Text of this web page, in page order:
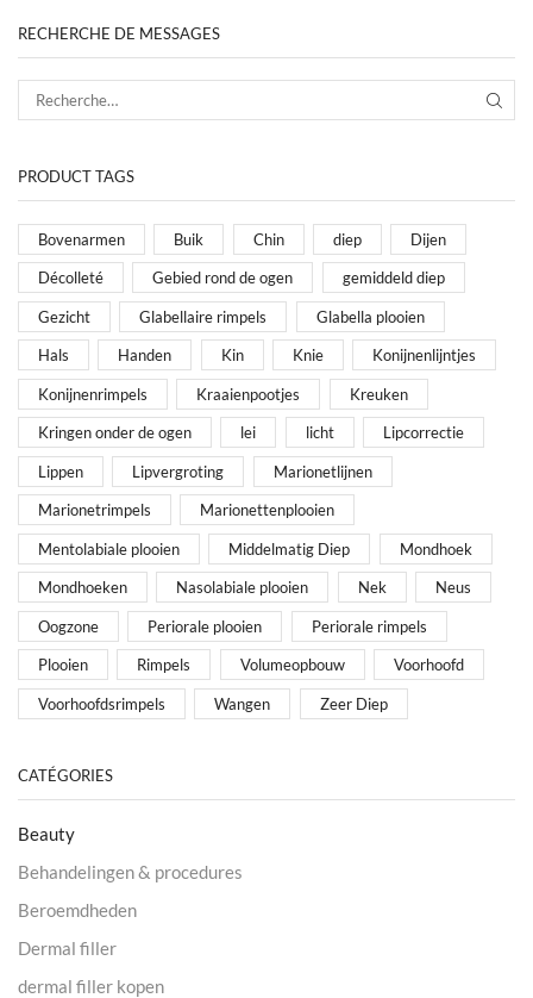
RECHERCHE DE MESSAGES
PRODUCT TAGS
Bovenarmen Buik Chin diep Dijen
Décolleté Gebied rond de ogen gemiddeld diep
Gezicht Glabellaire rimpels Glabella plooien
Hals Handen Kin Knie Konijnenlijntjes
Konijnenrimpels Kraaienpootjes Kreuken
Kringen onder de ogen lei licht Lipcorrectie
Lippen Lipvergroting Marionetlijnen
Marionetrimpels Marionettenplooien
Mentolabiale plooien Middelmatig Diep Mondhoek
Mondhoeken Nasolabiale plooien Nek Neus
Oogzone Periorale plooien Periorale rimpels
Plooien Rimpels Volumeopbouw Voorhoofd
Voorhoofdsrimpels Wangen Zeer Diep
CATÉGORIES
Beauty
Behandelingen & procedures
Beroemdheden
Dermal filler
dermal filler kopen